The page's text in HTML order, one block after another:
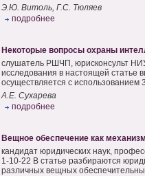
Э.Ю. Витоль, Г.С. Тюляев
подробнее
Некоторые вопросы охраны
слушатель РШЧП, юрисконсульт
исследования в настоящей статье
осуществляется с
А.Е. Сухарева
подробнее
Вещное обеспечение как
кандидат юридических наук,
1-10-22 В статье разбираются
различных вещных